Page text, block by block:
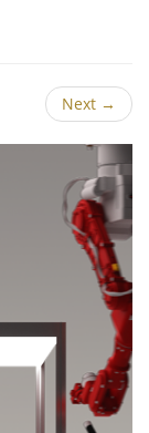
Next →